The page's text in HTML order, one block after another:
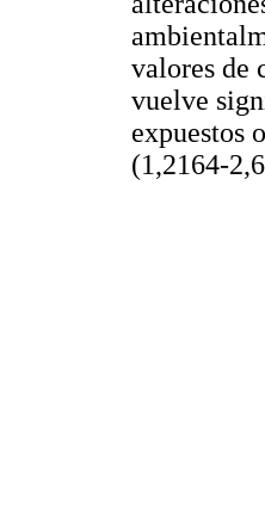
valores de
vuelve
expuestos
(1,2164-